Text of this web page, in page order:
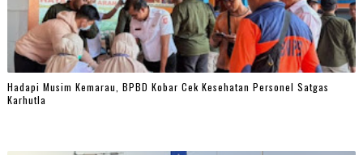
Hadapi Musim Kemarau, BPBD Kobar Cek Kesehatan Personel Satgas
Karhutla